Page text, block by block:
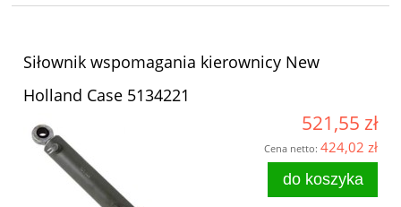
Siłownik wspomagania kierownicy New
Holland Case 5134221
521,55 zł
Cena netto: 424,02 zł
do koszyka